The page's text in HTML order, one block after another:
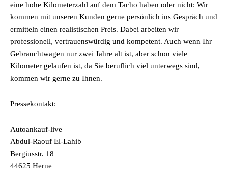
eine hohe Kilometerzahl auf dem Tacho haben oder nicht: Wir
kommen mit unseren Kunden gerne persönlich ins Gespräch und
ermitteln einen realistischen Preis. Dabei arbeiten wir
professionell, vertrauenswürdig und kompetent. Auch wenn Ihr
Gebrauchtwagen nur zwei Jahre alt ist, aber schon viele
Kilometer gelaufen ist, da Sie beruflich viel unterwegs sind,
kommen wir gerne zu Ihnen.
Pressekontakt:
Autoankauf-live
Abdul-Raouf El-Lahib
Bergiusstr. 18
44625 Herne